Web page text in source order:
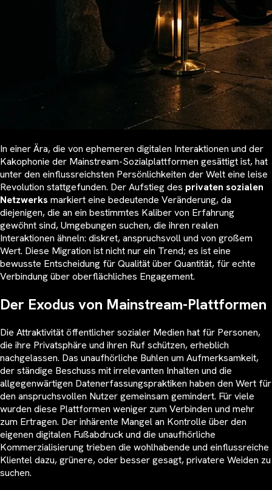
In einer Ära, die von ephemeren digitalen Interaktionen und der
Kakophonie der Mainstream-Sozialplattformen gesättigt ist, hat
unter den einflussreichsten Persönlichkeiten der Welt eine leise
Revolution stattgefunden. Der Aufstieg des privaten sozialen
Netzwerks markiert eine bedeutende Veränderung, da
diejenigen, die an ein bestimmtes Kaliber von Erfahrung
gewöhnt sind, Umgebungen suchen, die ihren realen
Interaktionen ähneln: diskret, anspruchsvoll und von großem
Wert. Diese Migration ist nicht nur ein Trend; es ist eine
bewusste Entscheidung für Qualität über Quantität, für echte
Verbindung über oberflächliches Engagement.
Der Exodus von Mainstream-Plattformen
Die Attraktivität öffentlicher sozialer Medien hat für Personen,
die ihre Privatsphäre und ihren Ruf schützen, erheblich
nachgelassen. Das unaufhörliche Buhlen um Aufmerksamkeit,
der ständige Beschuss mit irrelevanten Inhalten und die
allgegenwärtigen Datenerfassungspraktiken haben den Wert für
den anspruchsvollen Nutzer gemeinsam gemindert. Für viele
wurden diese Plattformen weniger zum Verbinden und mehr
zum Ertragen. Der inhärente Mangel an Kontrolle über den
eigenen digitalen Fußabdruck und die unaufhörliche
Kommerzialisierung trieben die wohlhabende und einflussreiche
Klientel dazu, grünere, oder besser gesagt, privatere Weiden zu
suchen.